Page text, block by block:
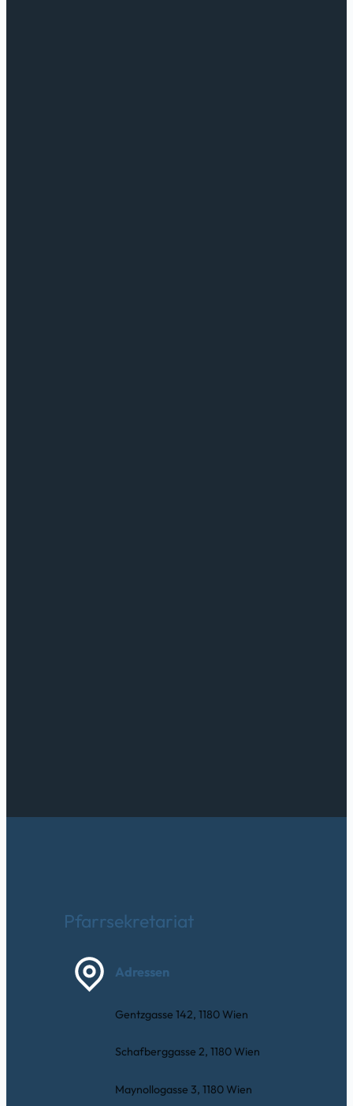
Pfarrsekretariat
Adressen
Gentzgasse 142, 1180 Wien
Schafberggasse 2, 1180 Wien
Maynollogasse 3, 1180 Wien